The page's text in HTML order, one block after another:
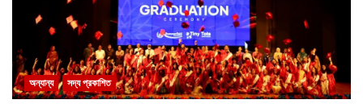
অন্যান্য সদ্য প্রকাশিত